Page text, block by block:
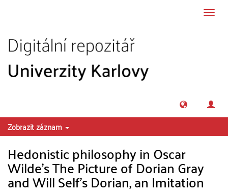
Zobrazit záznam
Hedonistic philosophy in Oscar
Wilde's The Picture of Dorian Gray
and Will Self's Dorian, an Imitation